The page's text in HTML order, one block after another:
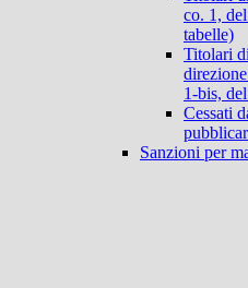
co. 1,
tabelle)
Titolari
1-bis,
Cessati
Sanzioni per